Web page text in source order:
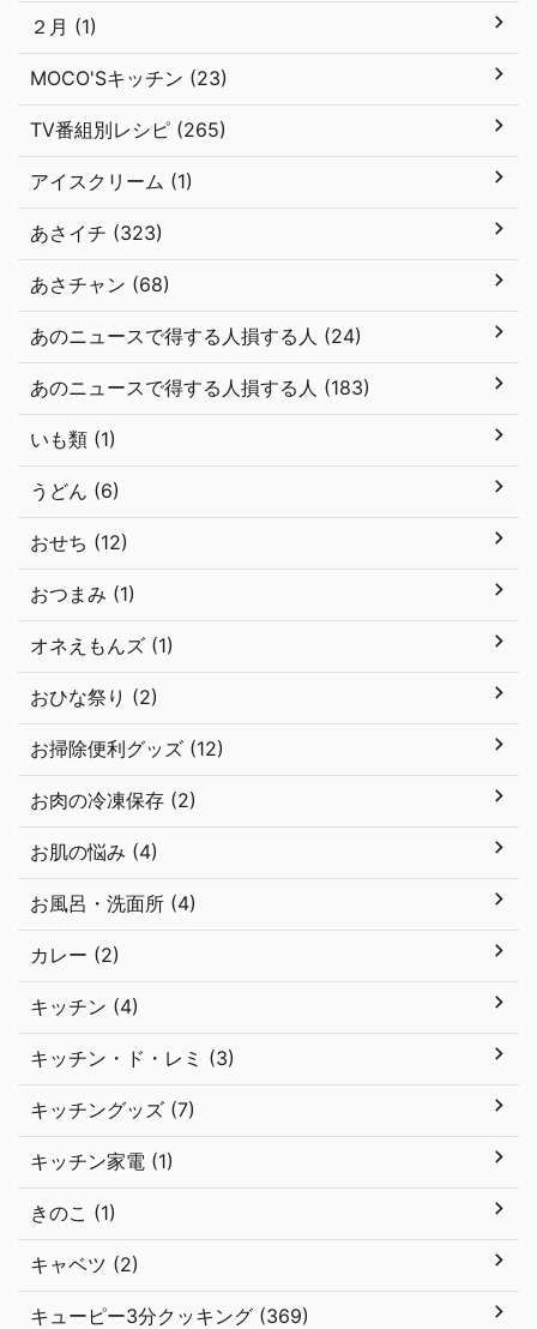
２月 (1)
MOCO'Sキッチン (23)
TV番組別レシピ (265)
アイスクリーム (1)
あさイチ (323)
あさチャン (68)
あのニュースで得する人損する人 (24)
あのニュースで得する人損する人 (183)
いも類 (1)
うどん (6)
おせち (12)
おつまみ (1)
オネえもんズ (1)
おひな祭り (2)
お掃除便利グッズ (12)
お肉の冷凍保存 (2)
お肌の悩み (4)
お風呂・洗面所 (4)
カレー (2)
キッチン (4)
キッチン・ド・レミ (3)
キッチングッズ (7)
キッチン家電 (1)
きのこ (1)
キャベツ (2)
キューピー3分クッキング (369)